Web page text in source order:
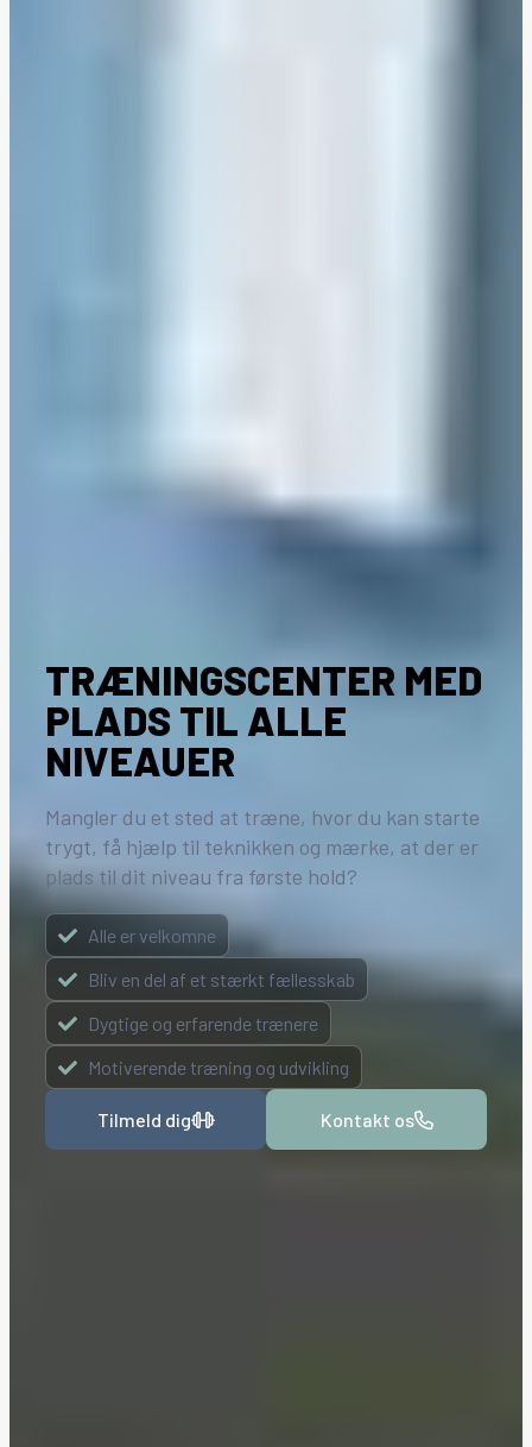
TRÆNINGSCENTER MED
PLADS TIL ALLE
NIVEAUER
Mangler du et sted at træne, hvor du kan starte
trygt, få hjælp til teknikken og mærke, at der er
plads til dit niveau fra første hold?
Alle er velkomne
Bliv en del af et stærkt fællesskab
Dygtige og erfarende trænere
Motiverende træning og udvikling
Tilmeld dig Kontakt os